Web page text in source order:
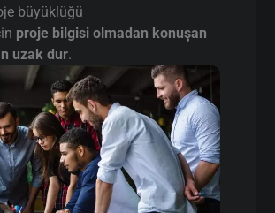
büyüklüğü
proje bilgisi olmadan konuşan
uzak dur.